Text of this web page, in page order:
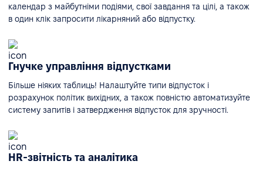
календар з майбутніми подіями, свої завдання та цілі, а також
в один клік запросити лікарняний або відпустку.
Гнучке управління відпустками
Більше ніяких таблиць! Налаштуйте типи відпусток і
розрахунок політик вихідних, а також повністю автоматизуйте
систему запитів і затвердження відпусток для зручності.
HR-звітність та аналітика